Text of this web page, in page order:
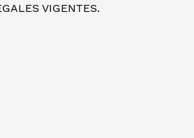
VIGENTES.